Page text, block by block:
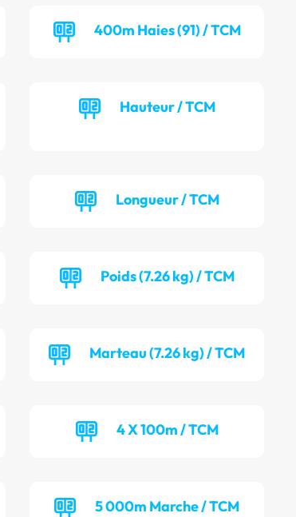
400m Haies (91) / TCM
Hauteur / TCM
Longueur / TCM
Poids (7.26 kg) / TCM
Marteau (7.26 kg) / TCM
4 X 100m / TCM
5 000m Marche / TCM